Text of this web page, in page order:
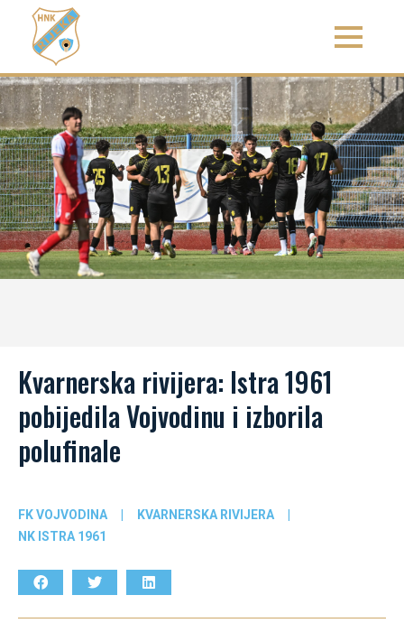
Kvarnerska rivijera: Istra 1961
pobijedila Vojvodinu i izborila
polufinale
FK VOJVODINA | KVARNERSKA RIVIJERA
|
NK ISTRA 1961